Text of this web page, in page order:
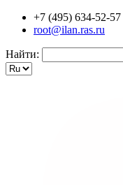
+7 (495) 634-52-57
root@ilan.ras.ru
Найти: